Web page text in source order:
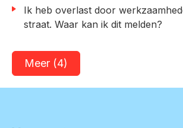
Ik heb overlast door werkzaamheden in mijn
straat. Waar kan ik dit melden?
Meer (4)